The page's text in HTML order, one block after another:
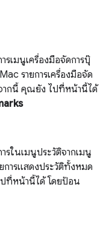
รเมนูเครื่องมือจัดการบุ๊
รายการเครื่องมือจัด
ากนี้ คุณยัง ไปที่หน้านี้ได้
รในเมนูประวัติจากเมนู
การแสดงประวัติทั้งหมด
ที่หน้านี้ได้ โดยป้อน